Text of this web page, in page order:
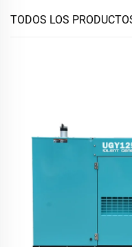
TODOS LOS